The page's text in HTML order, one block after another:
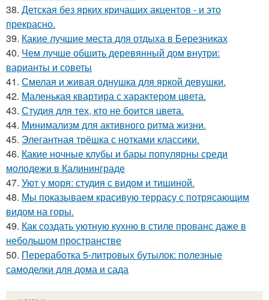
38. Детская без ярких кричащих акцентов - и это
прекрасно.
39. Какие лучшие места для отдыха в Березниках
40. Чем лучше обшить деревянный дом внутри:
варианты и советы
41. Смелая и живая однушка для яркой девушки.
42. Маленькая квартира с характером цвета.
43. Студия для тех, кто не боится цвета.
44. Минимализм для активного ритма жизни.
45. Элегантная трёшка с нотками классики.
46. Какие ночные клубы и бары популярны среди
молодежи в Калининграде
47. Уют у моря: студия с видом и тишиной.
48. Мы показываем красивую террасу с потрясающим
видом на горы.
49. Как создать уютную кухню в стиле прованс даже в
небольшом пространстве
50. Переработка 5-литровых бутылок: полезные
самоделки для дома и сада